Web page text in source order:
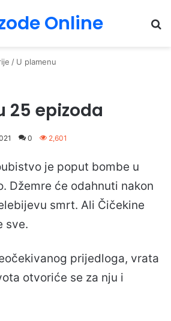
Online
/ U plamenu
25 epizoda
0 2,601
je poput bombe u
Džemre će odahnuti nakon
smrt. Ali Čičekine
sve.
prijedloga, vrata
otvoriće se za nju i